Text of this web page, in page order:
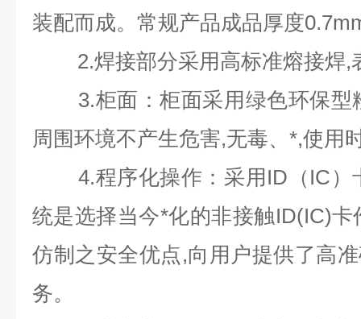
装配而成。常规产品成品厚度
2.焊接部分采用高标准熔接焊,
3.柜面：柜面采用绿色环保型
周围环境不产生危害,无毒、*,使用
4.程序化操作：采用 ID （ IC ）
统是选择当今*化的非接触ID(IC)卡
仿制之安全优点,向用户提供了高
务。